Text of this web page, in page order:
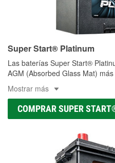
Super Start® Platinum
Las baterías Super Start®
AGM (Absorbed Glass Mat)
Mostrar más
COMPRAR SUPER